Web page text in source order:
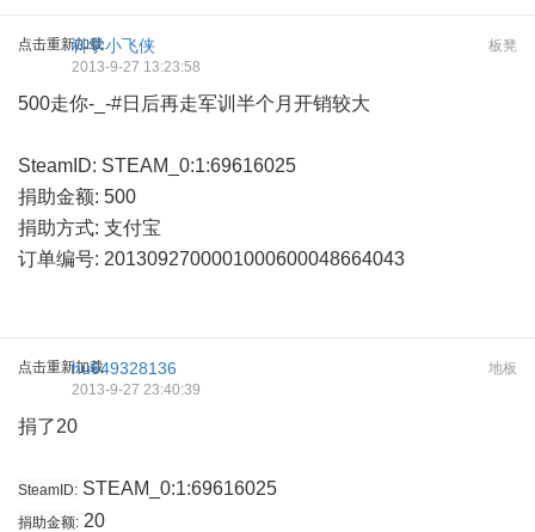
点击重新加载 板凳
科学小飞侠
2013-9-27 13:23:58
500走你-_-#日后再走军训半个月开销较大
SteamID: STEAM_0:1:69616025
捐助金额: 500
捐助方式: 支付宝
订单编号: 2013092700001000600048664043
点击重新加载 地板
hu649328136
2013-9-27 23:40:39
捐了20
SteamID: STEAM_0:1:69616025
捐助金额: 20